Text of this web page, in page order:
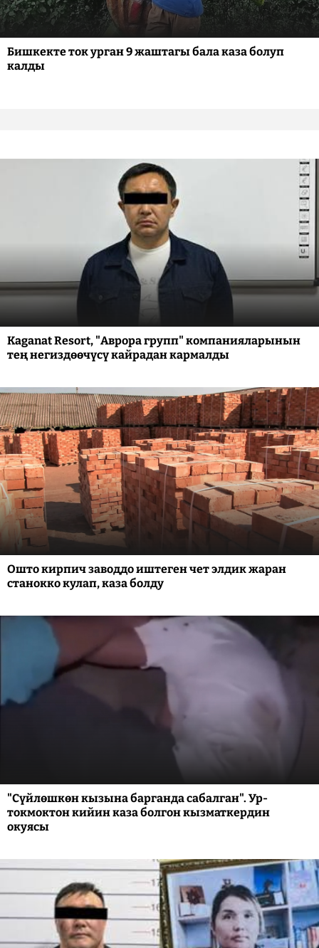
Бишкекте ток урган 9 жаштагы бала каза болуп
калды
Kaganat Resort, "Аврора групп" компанияларынын
тең негиздөөчүсү кайрадан кармалды
Ошто кирпич заводдо иштеген чет элдик жаран
станокко кулап, каза болду
"Сүйлөшкөн кызына барганда сабалган". Ур-
токмоктон кийин каза болгон кызматкердин
окуясы